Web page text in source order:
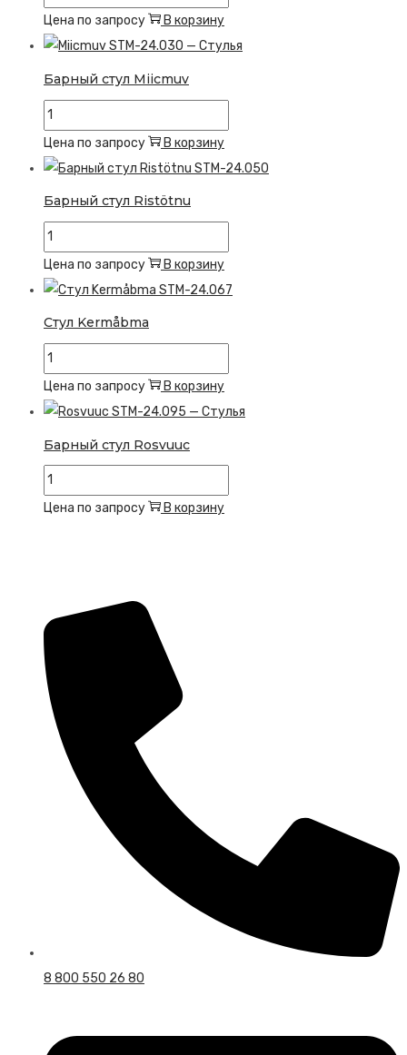
товара
Стул
Цена по запросу В корзину
Барный стул Miicmuv
Количество
товара
Барный
Miicmuv
Цена по запросу В корзину
Барный стул Ristötnu
Количество
товара
Барный
Ristötnu
Цена по запросу В корзину
Стул Kermåbma
Количество
товара
Стул
Цена по запросу В корзину
Барный стул Rosvuuc
Количество
товара
Цена по запросу В корзину
8 800 550 26 80